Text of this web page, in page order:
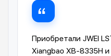
Приобретали JWEI
Xiangbao XB-8335H